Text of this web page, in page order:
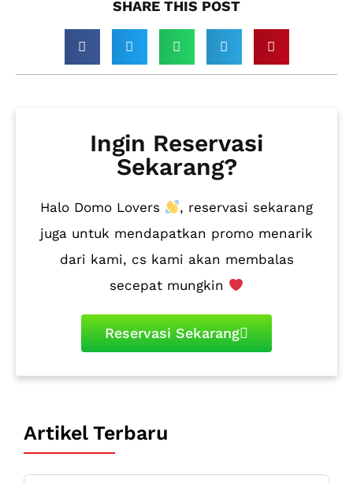
SHARE THIS POST​
Ingin Reservasi
Sekarang?
Halo Domo Lovers
, reservasi sekarang
juga untuk mendapatkan promo menarik
dari kami, cs kami akan membalas
secepat mungkin
Reservasi Sekarang
Artikel Terbaru